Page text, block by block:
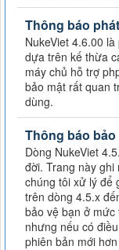
Thông báo
NukeViet 4.6.00
dựa trên kế thừa
máy chủ hỗ trợ
bảo mật rất quan
dùng.
Thông báo bảo
Dòng NukeViet
đời. Trang này ghi
chúng tôi xử lý để
trên dòng 4.5.x
bảo vệ bạn ở
nhưng nếu có
phiên bản mới